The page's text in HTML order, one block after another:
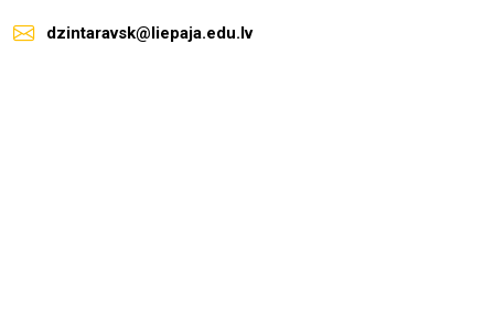
dzintaravsk@liepaja.edu.lv